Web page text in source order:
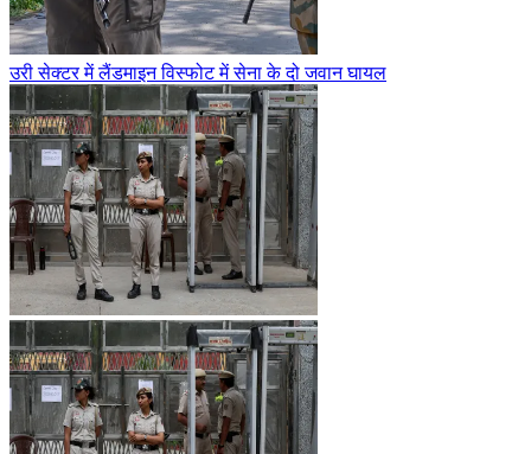
उरी सेक्टर में लैंडमाइन विस्फोट में सेना के दो जवान घायल